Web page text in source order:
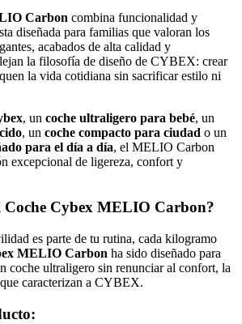
Carbon combina funcionalidad y
diseñada para familias que valoran los
acabados de alta calidad y
la filosofía de diseño de CYBEX: crear
la vida cotidiana sin sacrificar estilo ni
, un coche ultraligero para bebé, un
, un coche compacto para ciudad o un
para el día a día, el MELIO Carbon
excepcional de ligereza, confort y
Coche Cybex MELIO Carbon?
es parte de tu rutina, cada kilogramo
MELIO Carbon ha sido diseñado para
coche ultraligero sin renunciar al confort, la
caracterizan a CYBEX.